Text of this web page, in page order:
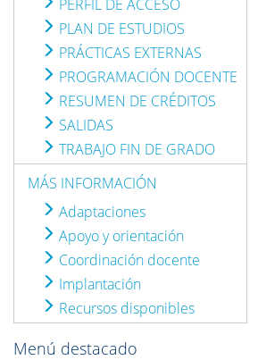
PERFIL DE ACCESO
PLAN DE ESTUDIOS
PRÁCTICAS EXTERNAS
PROGRAMACIÓN DOCENTE
RESUMEN DE CRÉDITOS
SALIDAS
TRABAJO FIN DE GRADO
MÁS INFORMACIÓN
Adaptaciones
Apoyo y orientación
Coordinación docente
Implantación
Recursos disponibles
Menú destacado